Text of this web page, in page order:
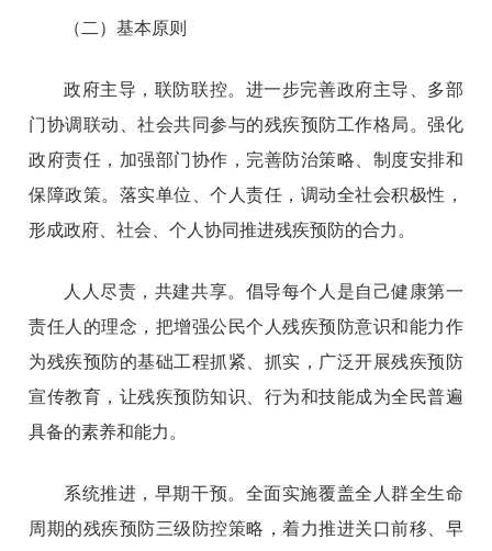
（二）基本原则
政府主导，联防联控。进一步完善政府主导、多部
门协调联动、社会共同参与的残疾预防工作格局。强化
政府责任，加强部门协作，完善防治策略、制度安排和
保障政策。落实单位、个人责任，调动全社会积极性，
形成政府、社会、个人协同推进残疾预防的合力。
人人尽责，共建共享。倡导每个人是自己健康第一
责任人的理念，把增强公民个人残疾预防意识和能力作
为残疾预防的基础工程抓紧、抓实，广泛开展残疾预防
宣传教育，让残疾预防知识、行为和技能成为全民普遍
具备的素养和能力。
系统推进，早期干预。全面实施覆盖全人群全生命
周期的残疾预防三级防控策略，着力推进关口前移、早